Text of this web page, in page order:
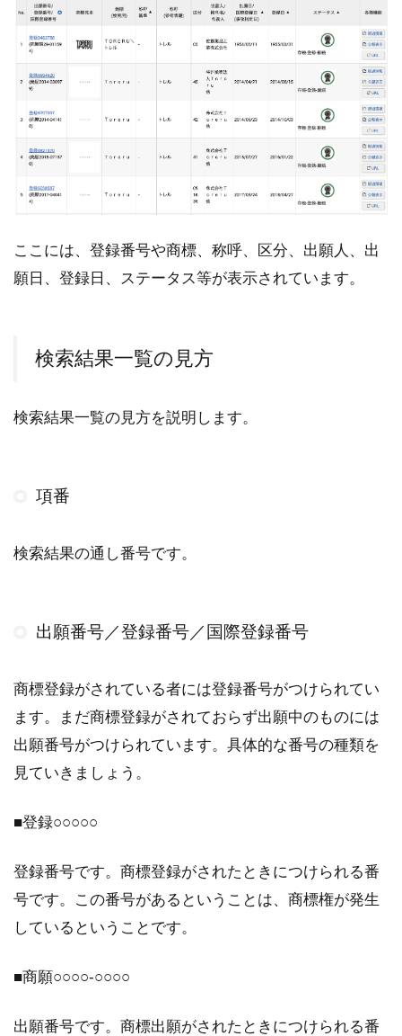
ここには、登録番号や商標、称呼、区分、出願人、出
願日、登録日、ステータス等が表示されています。
検索結果一覧の見方
検索結果一覧の見方を説明します。
項番
検索結果の通し番号です。
出願番号／登録番号／国際登録番号
商標登録がされている者には登録番号がつけられてい
ます。まだ商標登録がされておらず出願中のものには
出願番号がつけられています。具体的な番号の種類を
見ていきましょう。
■登録○○○○○
登録番号です。商標登録がされたときにつけられる番
号です。この番号があるということは、商標権が発生
しているということです。
■商願○○○○-○○○○
出願番号です。商標出願がされたときにつけられる番